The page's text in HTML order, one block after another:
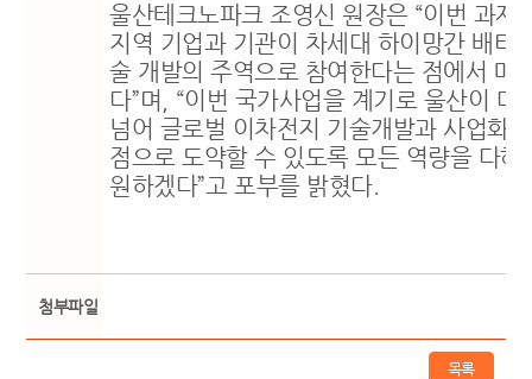
울산테크노파크 조영신 원장은 “이번 과제
지역 기업과 기관이 차세대 하이망간 배터
술 개발의 주역으로 참여한다는 점에서 매
다”며 , “이번 국가사업을 계기로 울산이 대
넘어 글로벌 이차전지 기술개발과 사업화
점으로 도약할 수 있도록 모든 역량을 다해
원하겠다”고 포부를 밝혔다.
첨부파일
목록